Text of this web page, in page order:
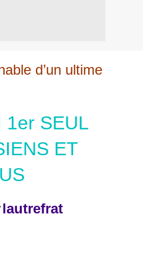
d’un ultime
1er SEUL
ET
lautrefrat